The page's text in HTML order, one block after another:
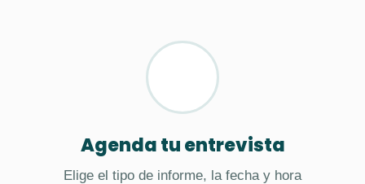
Agenda tu entrevista
Elige el tipo de informe, la fecha y hora